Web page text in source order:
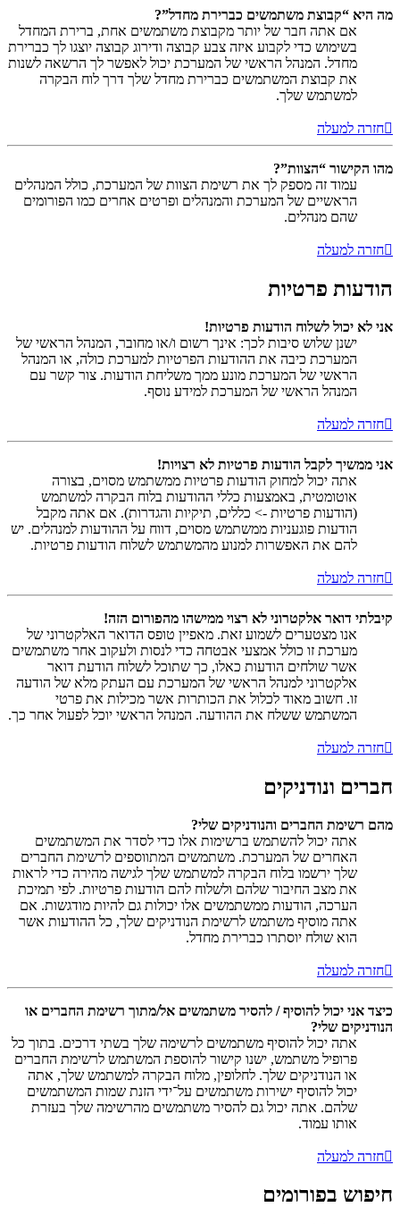
מה היא “קבוצת משתמשים כברירת מחדל”?
אם אתה חבר של יותר מקבוצת משתמשים אחת, ברירת המחדל
בשימוש כדי לקבוע איזה צבע קבוצה ודירוג קבוצה יוצגו לך כברירת
מחדל. המנהל הראשי של המערכת יכול לאפשר לך הרשאה לשנות
את קבוצת המשתמשים כברירת מחדל שלך דרך לוח הבקרה
למשתמש שלך.
חזרה למעלה
מהו הקישור “הצוות”?
עמוד זה מספק לך את רשימת הצוות של המערכת, כולל המנהלים
הראשיים של המערכת והמנהלים ופרטים אחרים כמו הפורומים
שהם מנהלים.
חזרה למעלה
הודעות פרטיות
אני לא יכול לשלוח הודעות פרטיות!
ישנן שלוש סיבות לכך: אינך רשום ו/או מחובר, המנהל הראשי של
המערכת כיבה את ההודעות הפרטיות למערכת כולה, או המנהל
הראשי של המערכת מונע ממך משליחת הודעות. צור קשר עם
המנהל הראשי של המערכת למידע נוסף.
חזרה למעלה
אני ממשיך לקבל הודעות פרטיות לא רצויות!
אתה יכול למחוק הודעות פרטיות ממשתמש מסוים, בצורה
אוטומטית, באמצעות כללי ההודעות בלוח הבקרה למשתמש
(הודעות פרטיות -> כללים, תיקיות והגדרות). אם אתה מקבל
הודעות פוגעניות ממשתמש מסוים, דווח על ההודעות למנהלים. יש
להם את האפשרות למנוע מהמשתמש לשלוח הודעות פרטיות.
חזרה למעלה
קיבלתי דואר אלקטרוני לא רצוי ממישהו מהפורום הזה!
אנו מצטערים לשמוע זאת. מאפיין טופס הדואר האלקטרוני של
מערכת זו כולל אמצעי אבטחה כדי לנסות ולעקוב אחר משתמשים
אשר שולחים הודעות כאלו, כך שתוכל לשלוח הודעת דואר
אלקטרוני למנהל הראשי של המערכת עם העתק מלא של הודעה
זו. חשוב מאוד לכלול את הכותרות אשר מכילות את פרטי
המשתמש ששלח את ההודעה. המנהל הראשי יוכל לפעול אחר כך.
חזרה למעלה
חברים ונודניקים
מהם רשימת החברים והנודניקים שלי?
אתה יכול להשתמש ברשימות אלו כדי לסדר את המשתמשים
האחרים של המערכת. משתמשים המתווספים לרשימת החברים
שלך ירשמו בלוח הבקרה למשתמש שלך לגישה מהירה כדי לראות
את מצב החיבור שלהם ולשלוח להם הודעות פרטיות. לפי תמיכת
הערכה, הודעות ממשתמשים אלו יכולות גם להיות מודגשות. אם
אתה מוסיף משתמש לרשימת הנודניקים שלך, כל ההודעות אשר
הוא שולח יוסתרו כברירת מחדל.
חזרה למעלה
כיצד אני יכול להוסיף / להסיר משתמשים אל/מתוך רשימת החברים או
הנודניקים שלי?
אתה יכול להוסיף משתמשים לרשימה שלך בשתי דרכים. בתוך כל
פרופיל משתמש, ישנו קישור להוספת המשתמש לרשימת החברים
או הנודניקים שלך. לחלופין, מלוח הבקרה למשתמש שלך, אתה
יכול להוסיף ישירות משתמשים על־ידי הזנת שמות המשתמשים
שלהם. אתה יכול גם להסיר משתמשים מהרשימה שלך בעזרת
אותו עמוד.
חזרה למעלה
חיפוש בפורומים